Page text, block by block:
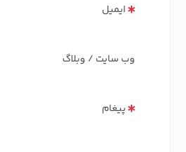
ایمیل
وب سایت / وبلاگ
پیغام